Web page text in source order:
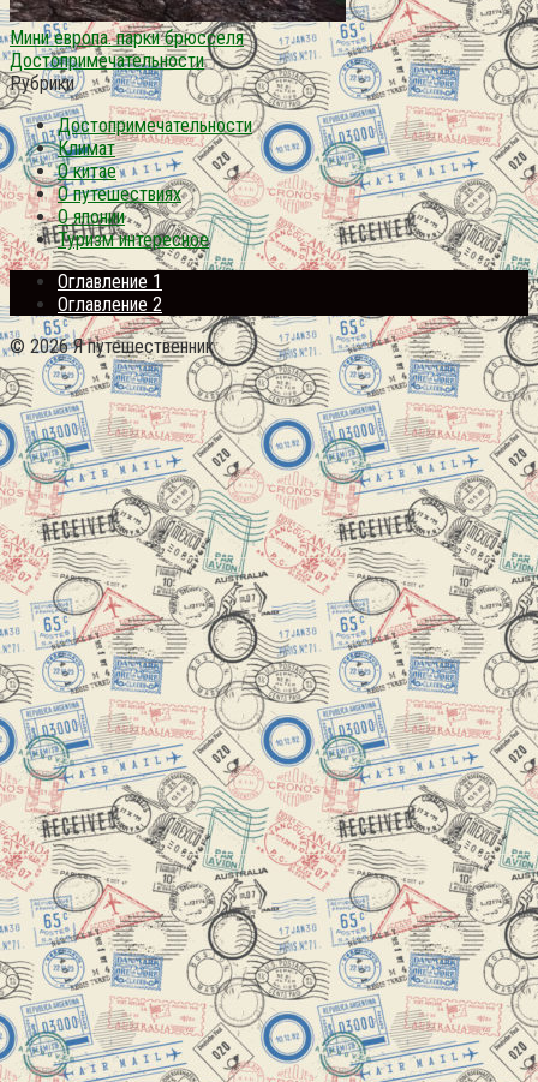
Мини европа. парки брюсселя
Достопримечательности
Рубрики
Достопримечательности
Климат
О китае
О путешествиях
О японии
Туризм интересное
Оглавление 1
Оглавление 2
© 2026 Я путешественник